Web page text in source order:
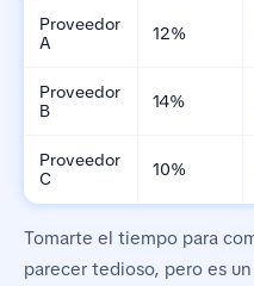
Proveedor
A
12%
Proveedor
B
14%
Proveedor
C
10%
Tomarte el tiempo para
parecer tedioso, pero es